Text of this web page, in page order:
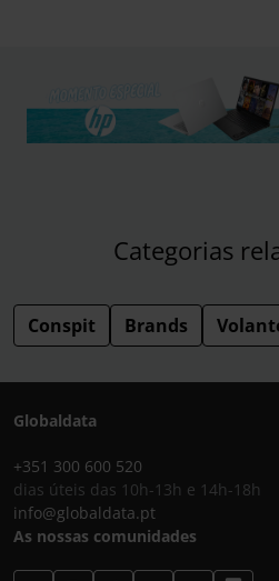
Categorias
Conspit Brands
Globaldata
+351 300 600 520
dias úteis das 10h-13h e 14h-18h
info@globaldata.pt
As nossas comunidades